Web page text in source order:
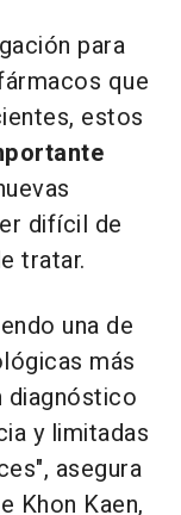
para
que
estos
difícil de
tratar.
una de
más
diagnóstico
y limitadas
asegura
Khon Kaen,